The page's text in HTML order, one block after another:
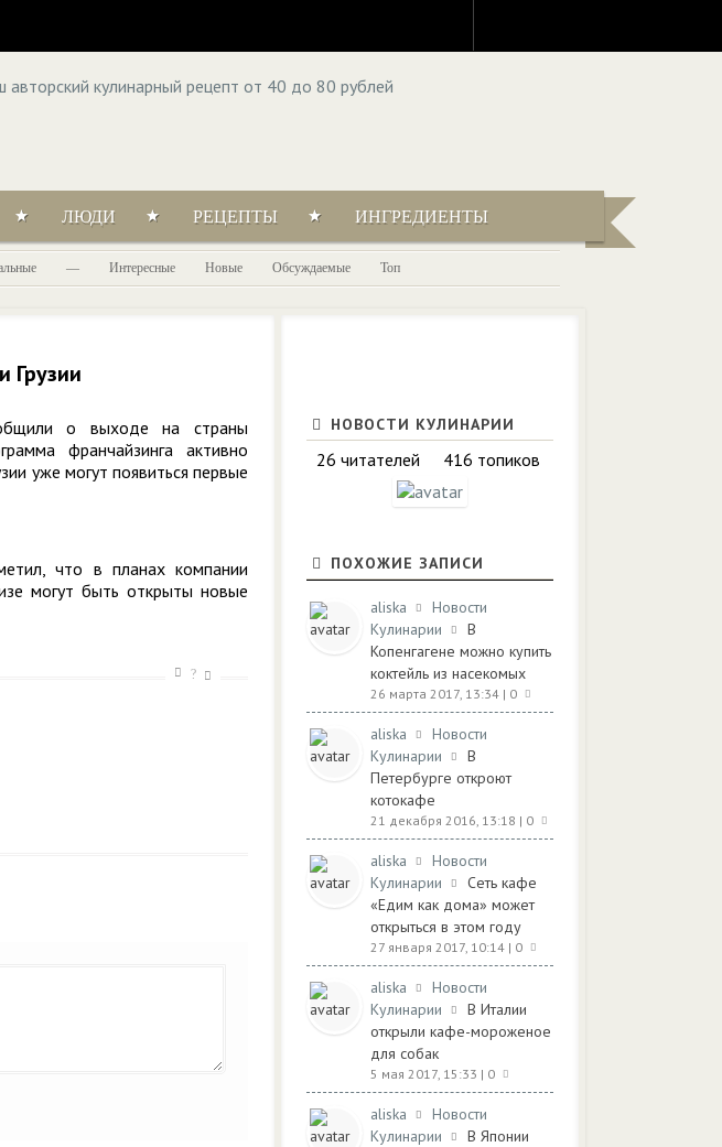
ЛЮДИ РЕЦЕПТЫ ИНГРЕДИЕНТЫ
— Интересные Новые Обсуждаемые Топ
Грузии
о выходе на страны
франчайзинга активно
уже могут появиться первые
что в планах компании
могут быть открыты новые
?
НОВОСТИ КУЛИНАРИИ
26 читателей 416 топиков
ПОХОЖИЕ ЗАПИСИ
aliska
Новости
Кулинарии
В
Копенгагене можно купить
коктейль из насекомых
26 марта 2017, 13:34 | 0
aliska
Новости
Кулинарии
В
Петербурге откроют
котокафе
21 декабря 2016, 13:18 | 0
aliska
Новости
Кулинарии
Сеть кафе
«Едим как дома» может
открыться в этом году
27 января 2017, 10:14 | 0
aliska
Новости
Кулинарии
В Италии
открыли кафе-мороженое
для собак
5 мая 2017, 15:33 | 0
aliska
Новости
Кулинарии
В Японии